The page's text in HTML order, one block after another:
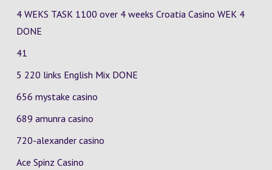
4 WEKS TASK 1100 over 4 weeks Croatia Casino WEK 4
DONE
41
5 220 links English Mix DONE
656 mystake casino
689 amunra casino
720-alexander casino
Ace Spinz Casino